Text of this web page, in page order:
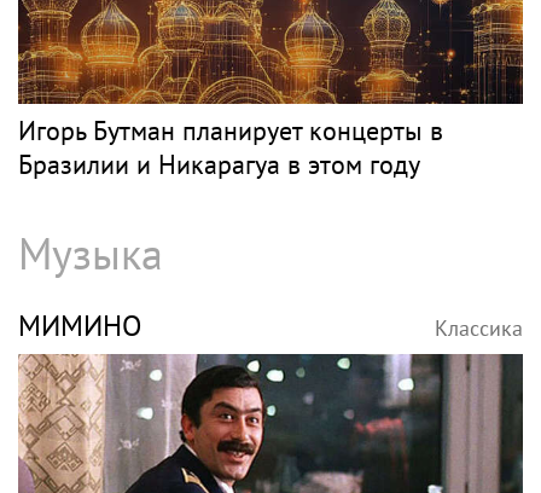
Игорь Бутман планирует концерты в
Бразилии и Никарагуа в этом году
Музыка
МИМИНО Классика